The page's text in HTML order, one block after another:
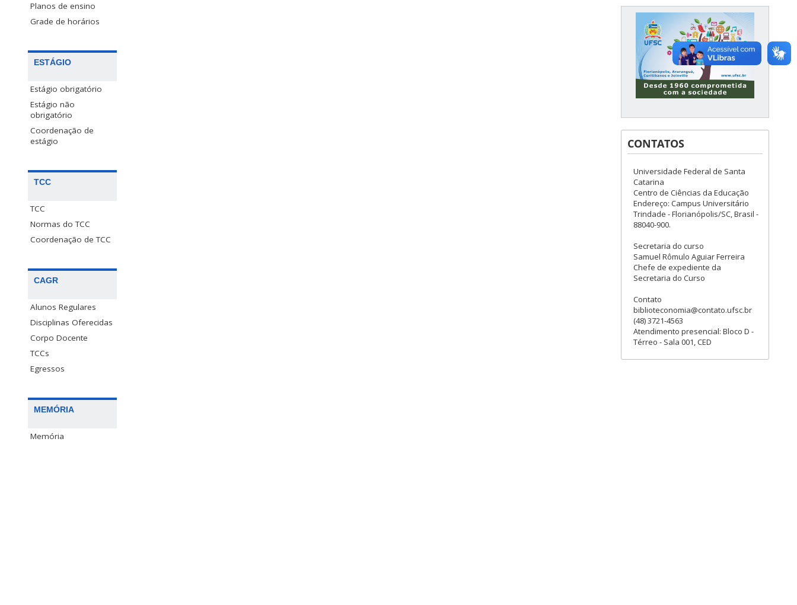
Planos de ensino
Grade de horários
ESTÁGIO
Estágio obrigatório
Estágio não
obrigatório
Coordenação de
estágio
TCC
TCC
Normas do TCC
Coordenação de TCC
CAGR
Alunos Regulares
Disciplinas Oferecidas
Corpo Docente
TCCs
Egressos
MEMÓRIA
Memória
CONTATOS
Universidade Federal de Santa
Catarina
Centro de Ciências da Educação
Endereço: Campus Universitário
Trindade - Florianópolis/SC, Brasil -
88040-900.
Secretaria do curso
Samuel Rômulo Aguiar Ferreira
Chefe de expediente da
Secretaria do Curso
Contato
biblioteconomia@contato.ufsc.br
(48) 3721-4563
Atendimento presencial: Bloco D -
Térreo - Sala 001, CED